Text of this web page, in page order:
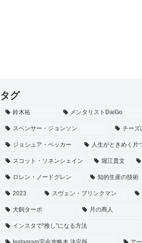
タグ
鈴木祐 メンタリストDaiGo
スペンサー・ジョンソン チーズ
ジョシュア・ベッカー 人生がときめく片
スコット・ソネンシェイン 堀江貴文
ロレン・ノードグレン 知的生産の技術
2023 スヴェン・ブリンクマン
犬飼ターボ 月の商人
インスタで"推し"になる方法